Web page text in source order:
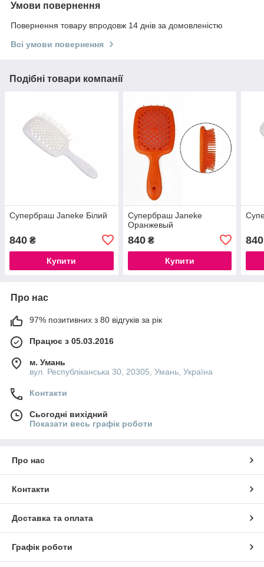
Умови повернення
Повернення товару впродовж 14 днів за домовленістю
Всі умови повернення
Подібні товари компанії
Супербраш Janeke Білий
840 ₴
Купити
Супербраш Janeke
Оранжевый
840₴
Купити
840
Про нас
97% позитивних з 80 відгуків за рік
Працює з 05.03.2016
м. Умань
вул. Республіканська 30, 20305, Умань, Україна
Контакти
Сьогодні вихідний
Показати весь графік роботи
Про нас
Контакти
Доставка та оплата
Графік роботи